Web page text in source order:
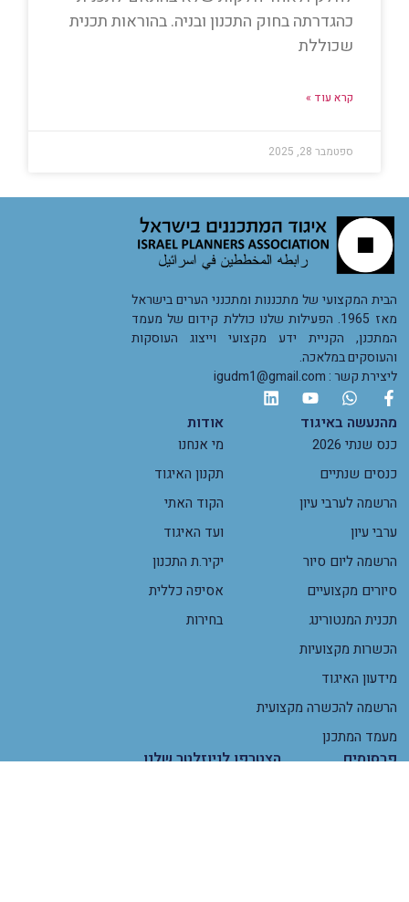
כהגדרתה בחוק התכנון ובניה. בהוראות תכנית
שכוללת
קרא עוד »
ספטמבר 28, 2025
הבית המקצועי של מתכננות ומתכנני הערים בישראל
מאז 1965. הפעילות שלנו כוללת קידום של מעמד
המתכנן, הקניית ידע מקצועי וייצוג העוסקות
והעוסקים במלאכה.
ליצירת קשר : igudm1@gmail.com
מהנעשה באיגוד
כנס שנתי 2026
כנסים שנתיים
הרשמה לערבי עיון
ערבי עיון
הרשמה ליום סיור
סיורים מקצועיים
תכנית המנטורינג
הכשרות מקצועיות
מידעון האיגוד
הרשמה להכשרה מקצועית
מעמד המתכנן
אודות
מי אנחנו
תקנון האיגוד
הקוד האתי
ועד האיגוד
יקיר.ת התכנון
אסיפה כללית
בחירות
פרסומים הצטרפו לניוזלטר שלנו